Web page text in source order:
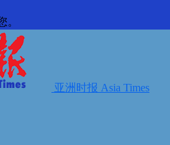
。
亚洲时报 Asia Times